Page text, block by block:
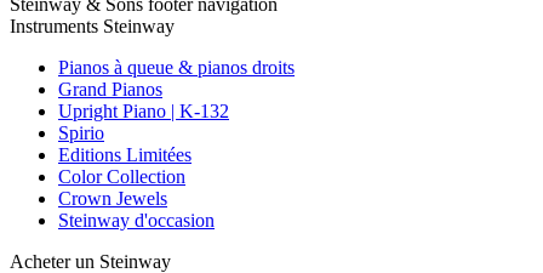
Instruments Steinway
Pianos à queue & pianos droits
Grand Pianos
Upright Piano | K-132
Spirio
Editions Limitées
Color Collection
Crown Jewels
Steinway d'occasion
Acheter un Steinway